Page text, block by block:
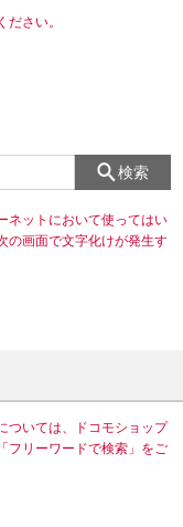
さい。
検索
ネットにおいて使ってはい
の画面で文字化けが発生す
ついては、ドコモショップ
フリーワードで検索」をご